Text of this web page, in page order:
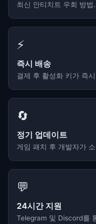
최신 안티치트 우회 방
⚡
즉시 배송
결제 후 활성화 키가 즉
🔄
정기 업데이트
게임 패치 후 개발자가
💬
24시간 지원
Telegram 및 Discord를